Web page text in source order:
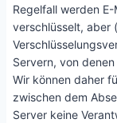
Regelfall werden
verschlüsselt, aber
Servern, von
Wir können daher
zwischen dem
Server keine